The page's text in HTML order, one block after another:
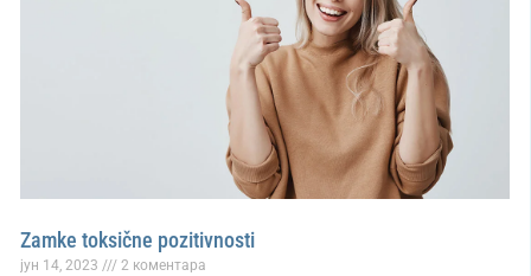
Zamke toksične pozitivnosti
јун 14, 2023 2 коментара